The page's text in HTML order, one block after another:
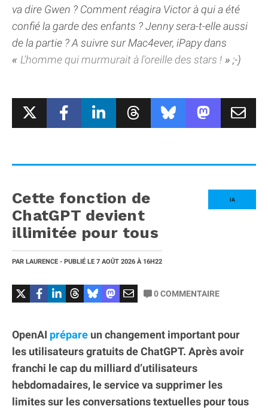
va dire Gwen ? Comment réagira Victor à qui a été
confié la garde des enfants ? Jenny sera-t-elle aussi
de la partie ? A suivre sur Mac4ever, iPapy dans
L'homme qui murmurait à l'oreille des stars !
;-)
IA
Cette fonction de
ChatGPT devient
illimitée pour tous
PAR LAURENCE - PUBLIÉ LE 7 AOÛT 2026 À 16H22
0COMMENTAIRE
OpenAI prépare un changement important pour
les utilisateurs gratuits de ChatGPT. Après avoir
franchi le cap du milliard d’utilisateurs
hebdomadaires, le service va supprimer les
limites sur les conversations textuelles pour tous